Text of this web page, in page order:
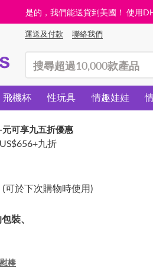
是的，我們能送貨到美國！ 使用
運送及付款 聯絡我們
飛機杯 性玩具 情趣娃娃
元可享九五折優惠
US$656+九折
(可於下次購物時使用)
裝、
棒